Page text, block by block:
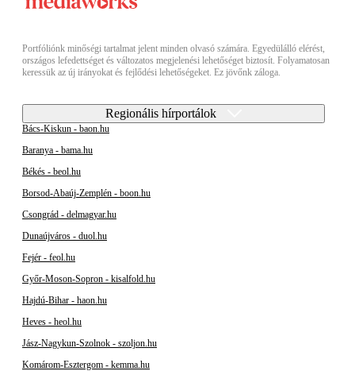
Portfóliónk minőségi tartalmat jelent minden olvasó számára. Egyedülálló elérést,
országos lefedettséget és változatos megjelenési lehetőséget biztosít. Folyamatosan
keressük az új irányokat és fejlődési lehetőségeket. Ez jövőnk záloga.
Regionális hírportálok
Bács-Kiskun - baon.hu
Baranya - bama.hu
Békés - beol.hu
Borsod-Abaúj-Zemplén - boon.hu
Csongrád - delmagyar.hu
Dunaújváros - duol.hu
Fejér - feol.hu
Győr-Moson-Sopron - kisalfold.hu
Hajdú-Bihar - haon.hu
Heves - heol.hu
Jász-Nagykun-Szolnok - szoljon.hu
Komárom-Esztergom - kemma.hu